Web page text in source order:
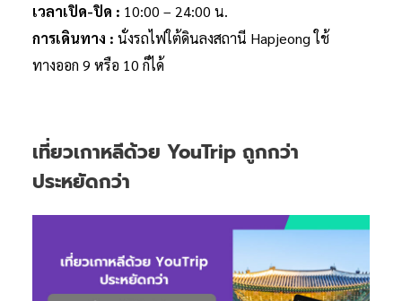
เวลาเปิด-ปิด : 10:00 – 24:00 น.
การเดินทาง : นั่งรถไฟใต้ดินลงสถานี Hapjeong ใช้
ทางออก 9 หรือ 10 ก็ได้
เที่ยวเกาหลีด้วย YouTrip ถูกกว่า
ประหยัดกว่า